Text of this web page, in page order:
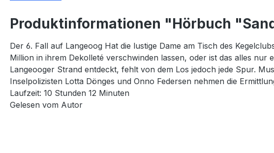
Produktinformationen "Hörbuch
Der 6. Fall auf Langeoog Hat die lustige Dame am Tisch des
Million in ihrem Dekolleté verschwinden lassen, oder ist das alles
Langeooger Strand entdeckt, fehlt von dem Los jedoch jede Spur.
Inselpolizisten Lotta Dönges und Onno Federsen nehmen die
Laufzeit: 10 Stunden 12 Minuten
Gelesen vom Autor